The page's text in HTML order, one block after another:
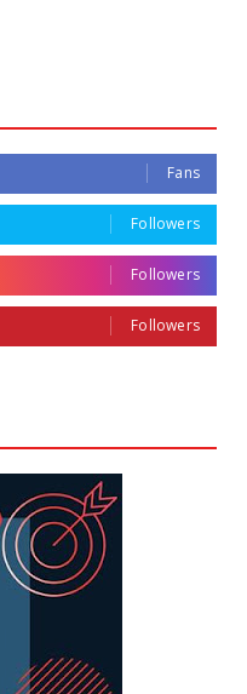
Fans
Followers
Followers
Followers